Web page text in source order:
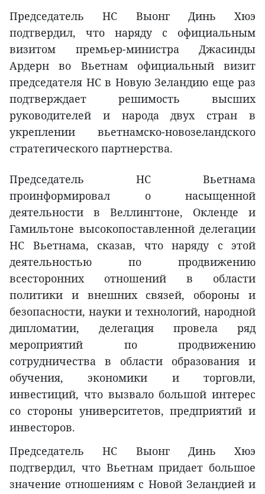
Председатель НС Выонг Динь Хюэ
подтвердил, что наряду с официальным
визитом премьер-министра Джасинды
Ардерн во Вьетнам официальный визит
председателя НС в Новую Зеландию еще раз
подтверждает решимость высших
руководителей и народа двух стран в
укреплении вьетнамско-новозеландского
стратегического партнерства.
Председатель НС Вьетнама
проинформировал о насыщенной
деятельности в Веллингтоне, Окленде и
Гамильтоне высокопоставленной делегации
НС Вьетнама, сказав, что наряду с этой
деятельностью по продвижению
всесторонних отношений в области
политики и внешних связей, обороны и
безопасности, науки и технологий, народной
дипломатии, делегация провела ряд
мероприятий по продвижению
сотрудничества в области образования и
обучения, экономики и торговли,
инвестиций, что вызвало большой интерес
со стороны университетов, предприятий и
инвесторов.
Председатель НС Выонг Динь Хюэ
подтвердил, что Вьетнам придает большое
значение отношениям с Новой Зеландией и